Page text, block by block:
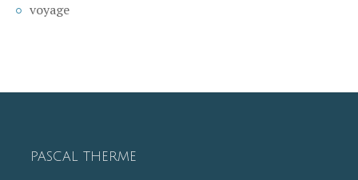
voyage
PASCAL THERME